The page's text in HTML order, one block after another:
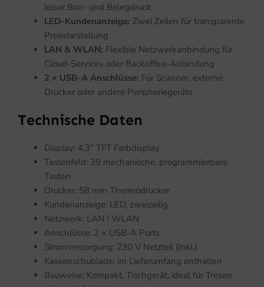
leiser Bon- und Belegdruck
LED-Kundenanzeige: Zwei Zeilen für transparente
Preisdarstellung
LAN & WLAN: Flexible Netzwerkanbindung für
Cloud-Services oder Backoffice-Anbindung
2 × USB-A Anschlüsse: Für Scanner, externe
Drucker oder andere Peripheriegeräte
Technische Daten
Display: 4,3″ TFT Farbdisplay
Tastenfeld: 39 mechanische, programmierbare
Tasten
Drucker: 58 mm Thermodrucker
Kundenanzeige: LED, zweizeilig
Netzwerk: LAN / WLAN
Anschlüsse: 2 × USB-A Ports
Stromversorgung: 230 V Netzteil (inkl.)
Kassenschublade: im Lieferumfang enthalten
Bauweise: Kompakt, Tischgerät, ideal für Tresen